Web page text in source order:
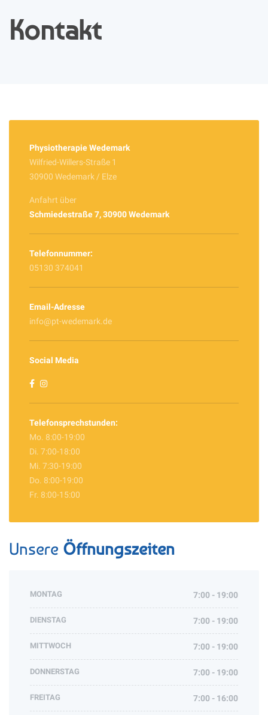
Kontakt
Physiotherapie Wedemark
Wilfried-Willers-Straße 1
30900 Wedemark / Elze
Anfahrt über
Schmiedestraße 7, 30900 Wedemark
Telefonnummer:
05130 374041
Email-Adresse
info@pt-wedemark.de
Social Media
Telefonsprechstunden:
Mo. 8:00-19:00
Di. 7:00-18:00
Mi. 7:30-19:00
Do. 8:00-19:00
Fr. 8:00-15:00
Unsere Öffnungszeiten
MONTAG 7:00 - 19:00
DIENSTAG 7:00 - 19:00
MITTWOCH 7:00 - 19:00
DONNERSTAG 7:00 - 19:00
FREITAG 7:00 - 16:00